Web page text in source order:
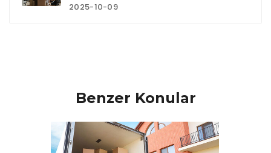
2025-10-09
Benzer Konular